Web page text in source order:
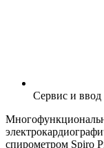
Сервис и
спирометром Spiro